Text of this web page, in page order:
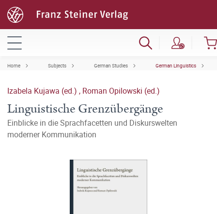
Home Subjects German Studies German Linguistics
Izabela Kujawa (ed.) , Roman Opilowski (ed.)
Linguistische Grenzübergänge
Einblicke in die Sprachfacetten und Diskurswelten
moderner Kommunikation